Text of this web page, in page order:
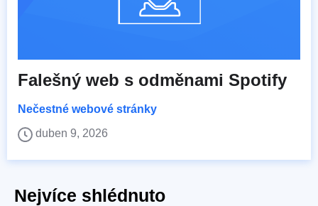
Falešný web s odměnami Spotify
Nečestné webové stránky
duben 9, 2026
Nejvíce shlédnuto